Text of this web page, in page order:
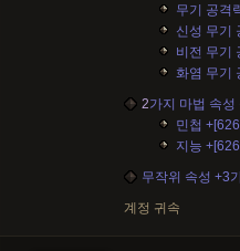
무기 공격
신성 무기
비전 무기
화염 무기
2가지 마법 속
민첩
지능
무작위 속성 +3
계정 귀속